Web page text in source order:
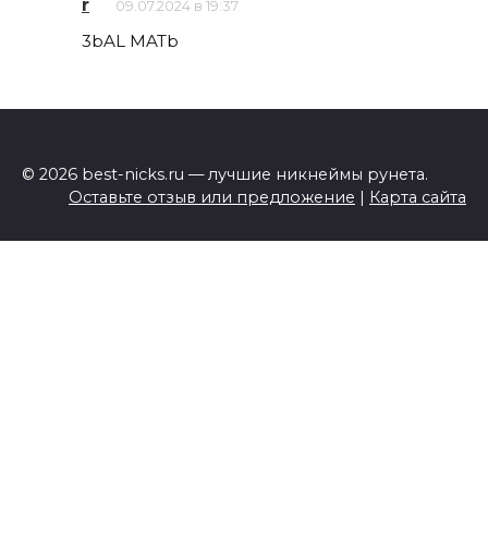
r 09.07.2024 в 19:37
3bAL MATb
© 2026 best-nicks.ru — лучшие никнеймы рунета.
Оставьте отзыв или предложение | Карта сайта